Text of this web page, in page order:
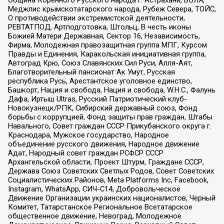
Меджлис крымскотатарского народа, Рубеж Севера, ТОЙС,
О противодействии экстремистской деятельности,
РЕВТАТПОД, Артподготовка, Штольц, В честь иконы
Божией Матери Державная, Сектор 16, Независимость,
Фирма, Молодежная правозащитная группа МПГ, Курсом
Правды и Единения, Каракольская инициативная группа,
Автоград Крю, Союз Славянских Сил Руси, Алля-Аят,
Благотворительный пансионат Ак Умут, Русская
республика Русь, Арестантское уголовное единство,
Башкорт, Нация и свобода, Нация и свобода, W.H.С., Фалунь
Дафа, Иртыш Ultras, Русский Патриотический клуб-
Новокузнецк/РПК, Сибирский державный союз, Фонд
борьбы с коррупцией, Фонд защиты прав граждан, Штабы
Навального, Совет граждан СССР Прикубанского округа г.
Краснодара, Мужское государство, Народное
объединение русского движения, Народное движение
Адат, Народный совет граждан РСФСР СССР
Архангельской области, Проект Штурм, Граждане СССР,
Держава Союз Советских Светлых Родов, Совет Советских
Социалистических Районов, Meta Platforms Inc, Facebook,
Instagram, WhatsApp, СИЧ-С14, Добровольческое
Движение Организации украинских националистов, Черный
Комитет, Татарстанское Региональное Всетатарское
общественное движение, Невоград, Молодежное